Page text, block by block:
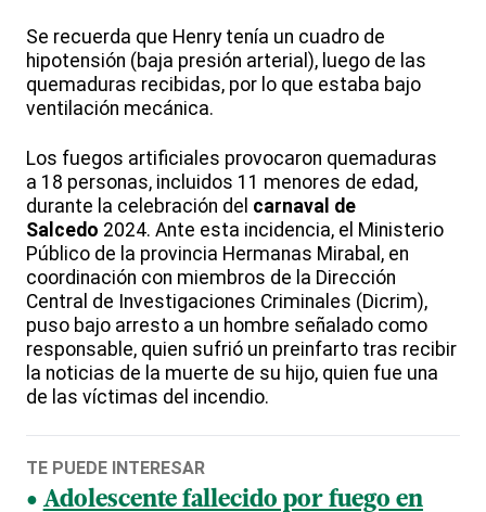
Se recuerda que Henry tenía un cuadro de
hipotensión (baja presión arterial), luego de las
quemaduras recibidas, por lo que estaba bajo
ventilación mecánica.
Los fuegos artificiales provocaron quemaduras
a 18 personas, incluidos 11 menores de edad,
durante la celebración del carnaval de
Salcedo 2024. Ante esta incidencia, el Ministerio
Público de la provincia Hermanas Mirabal, en
coordinación con miembros de la Dirección
Central de Investigaciones Criminales (Dicrim),
puso bajo arresto a un hombre señalado como
responsable, quien sufrió un preinfarto tras recibir
la noticias de la muerte de su hijo, quien fue una
de las víctimas del incendio.
TE PUEDE INTERESAR
Adolescente fallecido por fuego en